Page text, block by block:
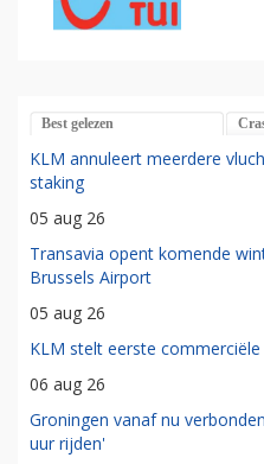
Best gelezen
KLM annuleert meerdere
staking
05 aug 26
Transavia opent komende
Brussels Airport
05 aug 26
KLM stelt eerste
06 aug 26
Groningen vanaf nu
uur rijden'